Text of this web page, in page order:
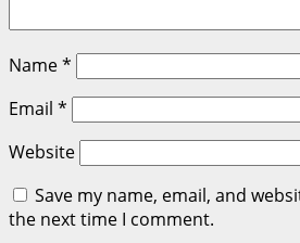
Name*
Email *
Website
Save my name, email, and
the next time I comment.